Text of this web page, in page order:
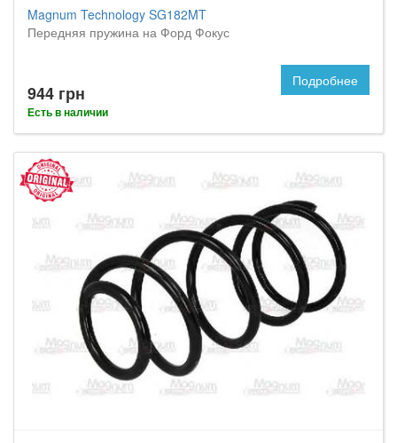
Magnum Technology SG182MT
Передняя пружина на Форд Фокус
944 грн
Есть в наличии
Подробнее